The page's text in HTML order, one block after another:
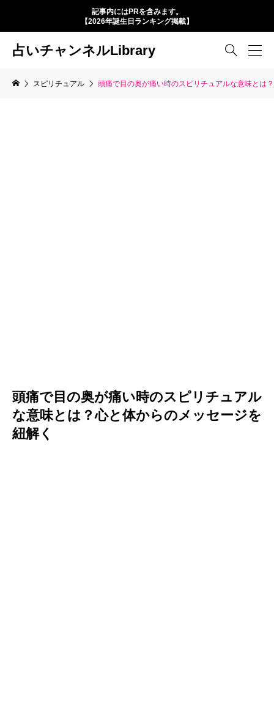
記事内にはPRを含みます。
【2026年誕生日ランキング掲載】
占いチャンネルLibrary 
スピリチュアル 頭痛で目の奥が痛い時のスピリチュアルな意味とは
頭痛で目の奥が痛い時のスピリチュアル
な意味とは？心と体からのメッセージを
紐解く